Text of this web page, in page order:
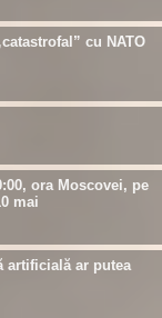
cu NATO
ora Moscovei, pe
mai
artificială ar putea